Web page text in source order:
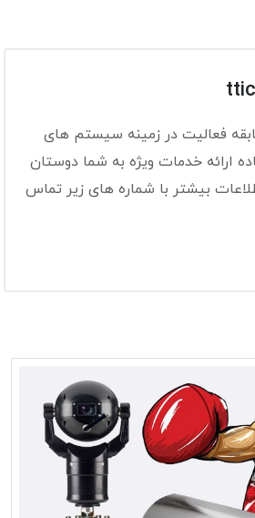
فعالیت در زمینه سیستم های
ارائه خدمات ویژه به شما دوستان
بیشتر با شماره های زیر تماس